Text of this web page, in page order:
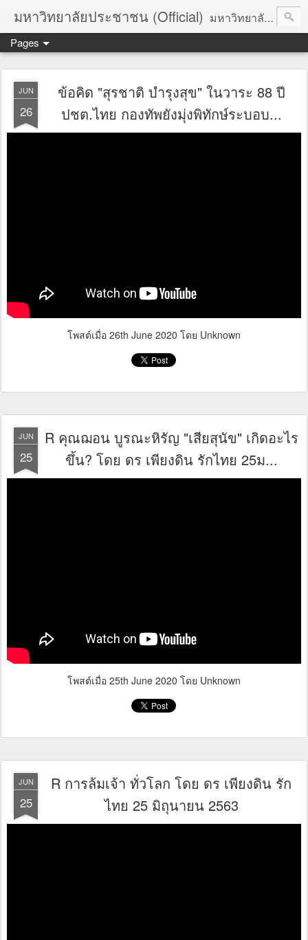
มหาวิทยาลัยประชาชน (Official) มหาวิทยาลัยประชาชน เพื่อการปฏิวัติประชาชนโดยสันติ Truths :: Peace :: Revolution :: Universal Human Rights :: Democracy (TPRUD)
Pages
JUN
26
ข้อคิด "สุรชาติ บำรุงสุข" ในวาระ 88 ปี
ปชต.ไทย กองทัพยังมุ่งพิทักษ์ระบอบ...
โพสต์เมื่อ 26th June 2020 โดย Unknown
JUN
25
R คุณฌอน บูรณะหิรัญ "เสียสุนัข" เกิดอะไร
ขึ้น? โดย ดร เพียงดิน รักไทย 25ม...
โพสต์เมื่อ 25th June 2020 โดย Unknown
JUN
25
R การล้มเจ้า ทั่วโลก โดย ดร เพียงดิน รัก
ไทย 25 มิถุนายน 2563